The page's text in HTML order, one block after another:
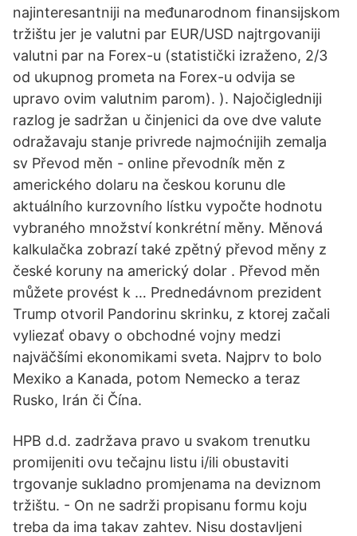
najinteresantniji na međunarodnom finansijskom
tržištu jer je valutni par EUR/USD najtrgovaniji
valutni par na Forex-u (statistički izraženo, 2/3
od ukupnog prometa na Forex-u odvija se
upravo ovim valutnim parom). ). Najočigledniji
razlog je sadržan u činjenici da ove dve valute
odražavaju stanje privrede najmoćnijih zemalja
sv Převod měn - online převodník měn z
amerického dolaru na českou korunu dle
aktuálního kurzovního lístku vypočte hodnotu
vybraného množství konkrétní měny. Měnová
kalkulačka zobrazí také zpětný převod měny z
české koruny na americký dolar . Převod měn
můžete provést k … Prednedávnom prezident
Trump otvoril Pandorinu skrinku, z ktorej začali
vyliezať obavy o obchodné vojny medzi
najväčšími ekonomikami sveta. Najprv to bolo
Mexiko a Kanada, potom Nemecko a teraz
Rusko, Irán či Čína.
HPB d.d. zadržava pravo u svakom trenutku
promijeniti ovu tečajnu listu i/ili obustaviti
trgovanje sukladno promjenama na deviznom
tržištu. - On ne sadrži propisanu formu koju
treba da ima takav zahtev. Nisu dostavljeni